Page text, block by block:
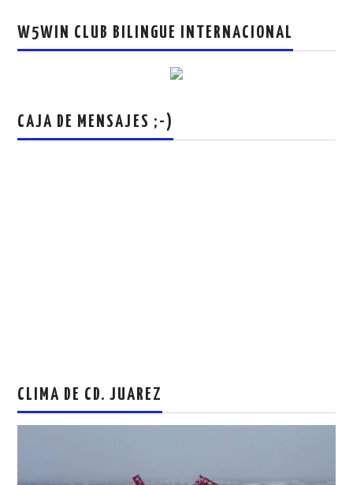
W5WIN CLUB BILINGUE INTERNACIONAL
CAJA DE MENSAJES ;-)
CLIMA DE CD. JUAREZ